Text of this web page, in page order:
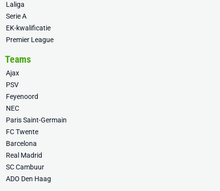
Laliga
Serie A
EK-kwalificatie
Premier League
Teams
Ajax
PSV
Feyenoord
NEC
Paris Saint-Germain
FC Twente
Barcelona
Real Madrid
SC Cambuur
ADO Den Haag